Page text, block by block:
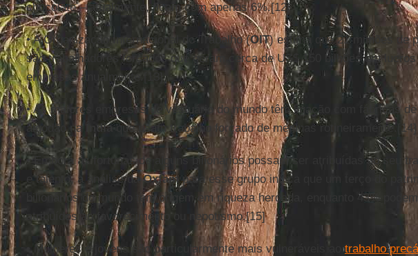
chocolate – atualmente, ficam com apenas 6%.[12]
• A Organização Internacional do Trabalho (OIT) estima que 21 milhões de
são trabalhadores forçados que geram cerca de US$ 150 bilhões em
empresas anualmente.[13]
• As maiores empresas de vestuário do mundo têm ligação com fábricas
algodão na
Índiaque usam trabalho forçado de meninas rotineiramente.[14]
• Embora as fortunas de alguns bilionários possam ser atribuídas ao seu
e talento, a análise daOxfam para esse grupo indica que um terço do
bilionários do mundo tem origem em riqueza herdada, enquanto 43%
atribuídos ao favorecimento ou nepotismo.[15]
• Mulheres e jovens são particularmente mais vulneráveis aotrabalho